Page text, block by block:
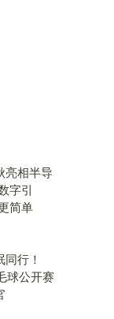
亮相半导
字引
简单
行！
球公开赛